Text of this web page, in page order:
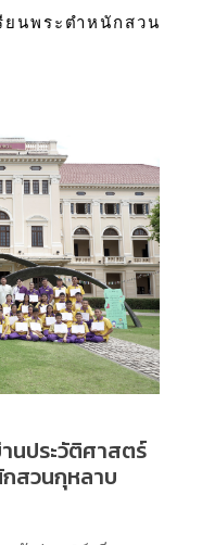
ยนพระตำหนักสวน
นประวัติศาสตร์
กสวนกุหลาบ